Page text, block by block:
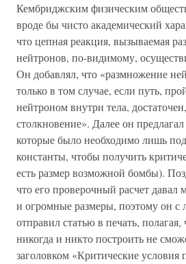
Кембриджским физическим
вроде бы чисто академический
что цепная реакция, вызываемая
нейтронов, по-видимому,
Он добавлял, что «размножение
только в том случае, если путь,
нейтроном внутри тела,
столкновение». Далее он
которые было необходимо лишь
константы, чтобы получить
есть размер возможной бомбы).
что его проверочный расчет давал
и огромные размеры, поэтому он с
отправил статью в печать,
никогда и никто построить не
заголовком «Критические условия